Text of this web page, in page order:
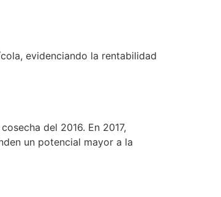
evidenciando la rentabilidad
del 2016. En 2017,
un potencial mayor a la